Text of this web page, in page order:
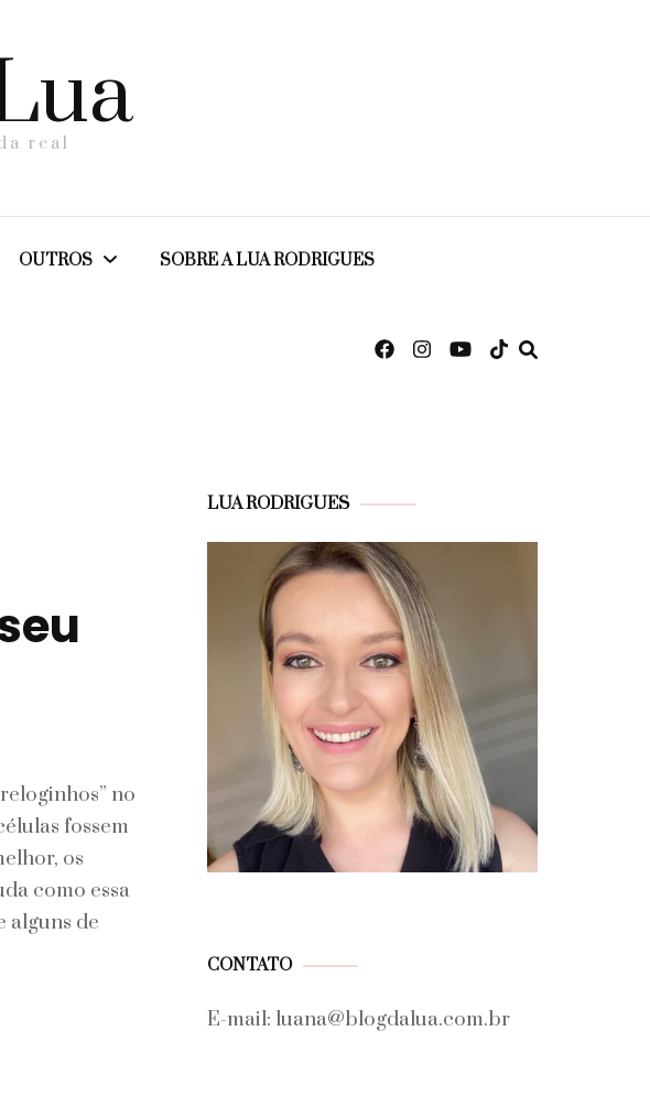
real
OUTROS SOBRE A LUA RODRIGUES
no
fossem
os
como essa
alguns de
LUA RODRIGUES
CONTATO
E-mail: luana@blogdalua.com.br